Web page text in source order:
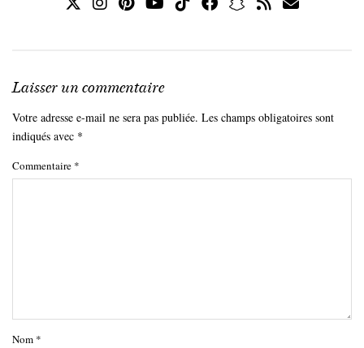
Laisser un commentaire
Votre adresse e-mail ne sera pas publiée. Les champs obligatoires sont
indiqués avec *
Commentaire *
Nom *